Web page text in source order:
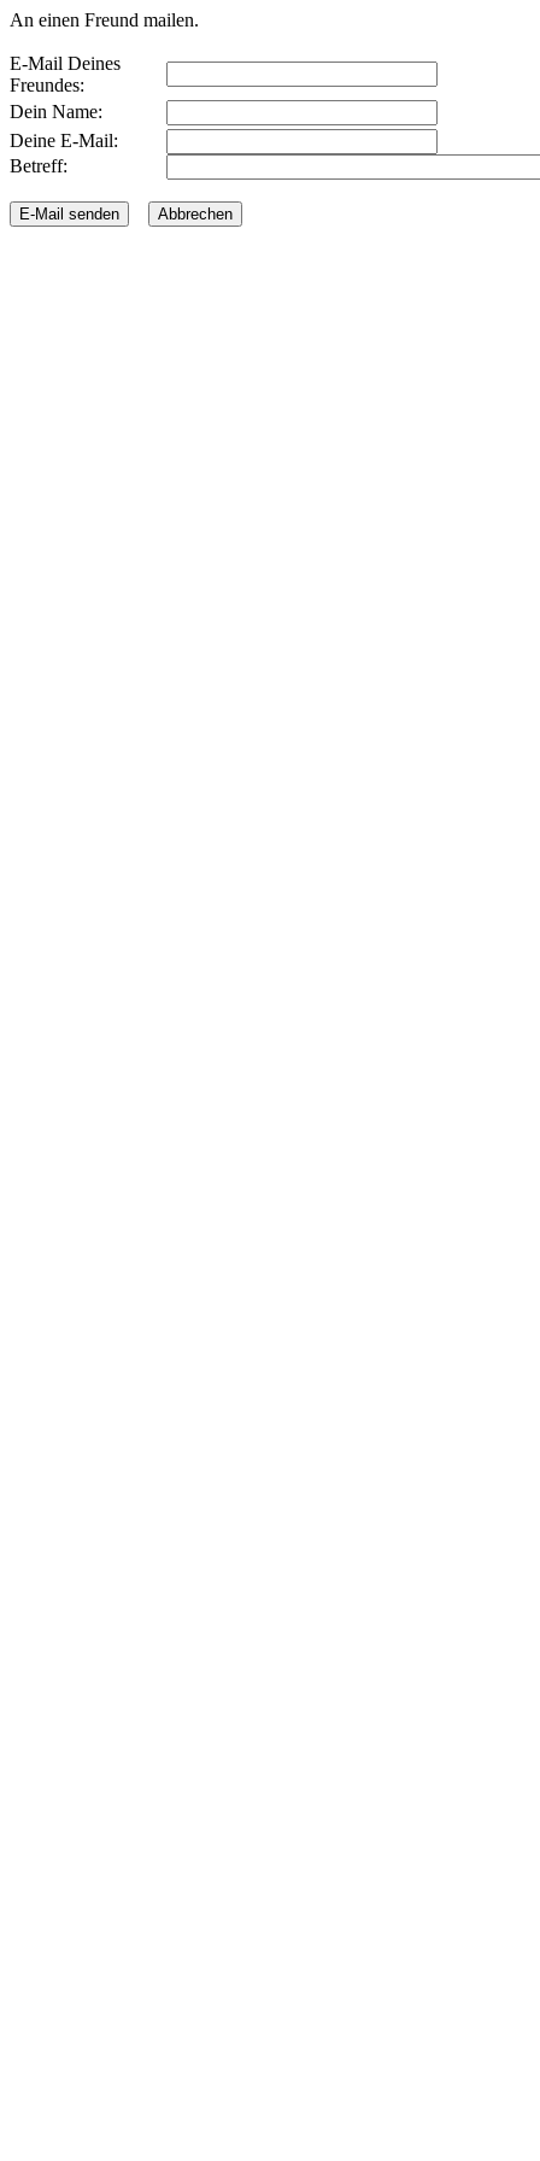
An einen Freund mailen.
E-Mail Deines
Freundes:
Dein Name:
Deine E-Mail:
Betreff: